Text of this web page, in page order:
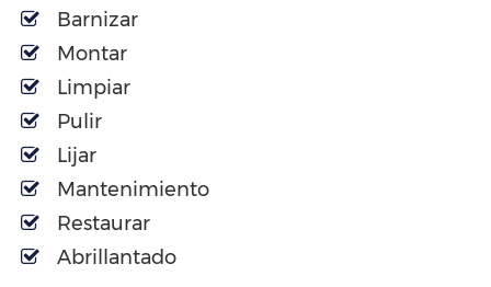
Barnizar
Montar
Limpiar
Pulir
Lijar
Mantenimiento
Restaurar
Abrillantado